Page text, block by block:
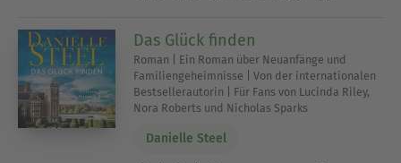
Das Glück finden
Roman | Ein Roman über Neuanfänge und
Familiengeheimnisse | Von der internationalen
Bestsellerautorin | Für Fans von Lucinda Riley,
Nora Roberts und Nicholas Sparks
Danielle Steel